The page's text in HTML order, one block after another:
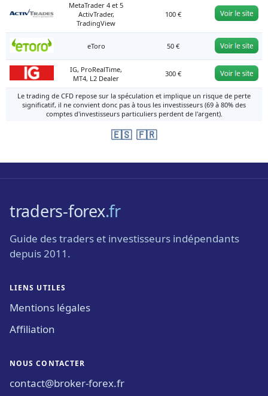
MetaTrader 4 et 5
ActivTrader,
TradingView
100 €
eToro 50 €
IG, ProRealTime,
MT4, L2 Dealer
300 €
Le trading de CFD repose sur la spéculation et implique un risque de perte
significatif, il ne convient donc pas à tous les investisseurs (69 à 80% des
comptes d'investisseurs particuliers perdent de l'argent).
🇪🇸 🇫🇷
traders-forex.fr
Guide des traders et investisseurs indépendants
depuis 2011.
LIENS UTILES
Mentions légales
Affiliation
NOUS CONTACTER
contact@broker-forex.fr